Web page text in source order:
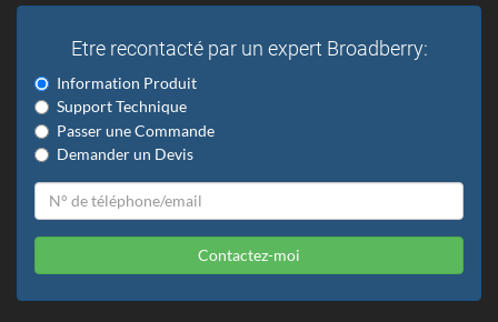
Etre recontacté par un expert Broadberry:
Information Produit
Support Technique
Passer une Commande
Demander un Devis
Contactez-moi